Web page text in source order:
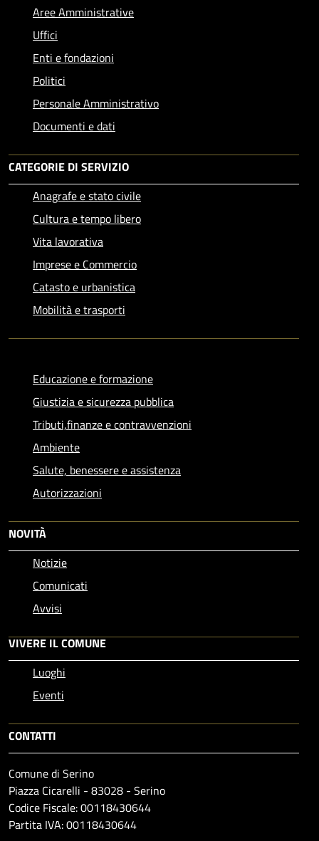
Aree Amministrative
Uffici
Enti e fondazioni
Politici
Personale Amministrativo
Documenti e dati
CATEGORIE DI SERVIZIO
Anagrafe e stato civile
Cultura e tempo libero
Vita lavorativa
Imprese e Commercio
Catasto e urbanistica
Mobilità e trasporti
Educazione e formazione
Giustizia e sicurezza pubblica
Tributi,finanze e contravvenzioni
Ambiente
Salute, benessere e assistenza
Autorizzazioni
NOVITÀ
Notizie
Comunicati
Avvisi
VIVERE IL COMUNE
Luoghi
Eventi
CONTATTI
Comune di Serino
Piazza Cicarelli - 83028 - Serino
Codice Fiscale: 00118430644
Partita IVA: 00118430644